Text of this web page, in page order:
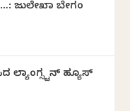
ಜುಲೇಖಾ ಬೇಗಂ
ಲ್ಯಾಂಗ್ಸ್ಟನ್ ಹ್ಯೂಸ್